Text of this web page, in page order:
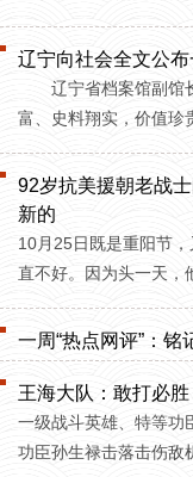
新时代背景下仍应继承
辽宁向社会全文公
辽宁省档案馆副馆长
富、史料翔实，价值珍
92岁抗美援朝老战
新的
10月25日既是重阳节
直不好。因为头一天，
一周“热点网评”：
王海大队：敢打必
一级战斗英雄、特等功
功臣孙生禄击落击伤敌